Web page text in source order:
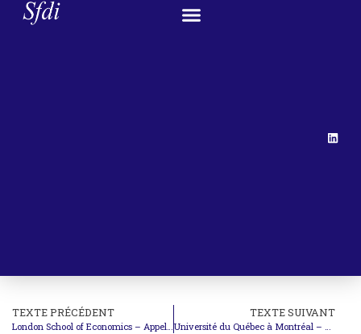
TEXTE PRÉCÉDENT
London School of Economics – Appel à communications
TEXTE SUIVANT
Université du Québec à Montréal – Appel à communications